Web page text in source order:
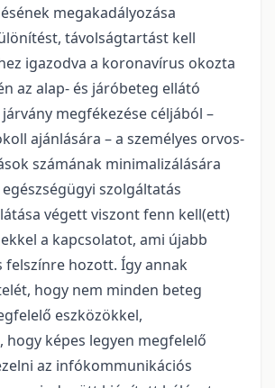
megakadályozása
távolságtartást kell
igazodva a koronavírus okozta
az alap- és járóbeteg ellátó
megfékezése céljából –
ajánlására – a személyes orvos-
számának minimalizálására
szolgáltatás
végett viszont fenn kell(ett)
a kapcsolatot, ami újabb
felszínre hozott. Így annak
hogy nem minden beteg
eszközökkel,
hogy képes legyen megfelelő
az infókommunikációs